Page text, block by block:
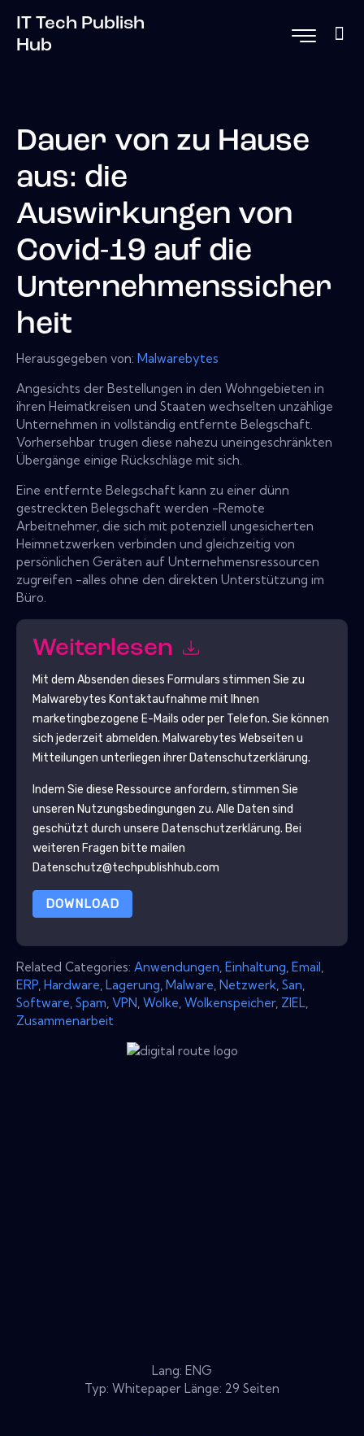
IT Tech Publish
Hub
Dauer von zu Hause
aus: die
Auswirkungen von
Covid-19 auf die
Unternehmenssicher
heit
Herausgegeben von: Malwarebytes
Angesichts der Bestellungen in den Wohngebieten in
ihren Heimatkreisen und Staaten wechselten unzählige
Unternehmen in vollständig entfernte Belegschaft.
Vorhersehbar trugen diese nahezu uneingeschränkten
Übergänge einige Rückschläge mit sich.
Eine entfernte Belegschaft kann zu einer dünn
gestreckten Belegschaft werden -Remote
Arbeitnehmer, die sich mit potenziell ungesicherten
Heimnetzwerken verbinden und gleichzeitig von
persönlichen Geräten auf Unternehmensressourcen
zugreifen -alles ohne den direkten Unterstützung im
Büro.
Weiterlesen
Mit dem Absenden dieses Formulars stimmen Sie zu
Malwarebytes Kontaktaufnahme mit Ihnen
marketingbezogene E-Mails oder per Telefon. Sie können
sich jederzeit abmelden. Malwarebytes Webseiten u
Mitteilungen unterliegen ihrer Datenschutzerklärung.
Indem Sie diese Ressource anfordern, stimmen Sie
unseren Nutzungsbedingungen zu. Alle Daten sind
geschützt durch unsere Datenschutzerklärung. Bei
weiteren Fragen bitte mailen
Datenschutz@techpublishhub.com
DOWNLOAD
Related Categories: Anwendungen Einhaltung Email
ERP Hardware Lagerung Malware Netzwerk San
Software Spam VPN Wolke Wolkenspeicher, ZIEL
Zusammenarbeit
Lang: ENG
Typ: Whitepaper Länge: 29 Seiten